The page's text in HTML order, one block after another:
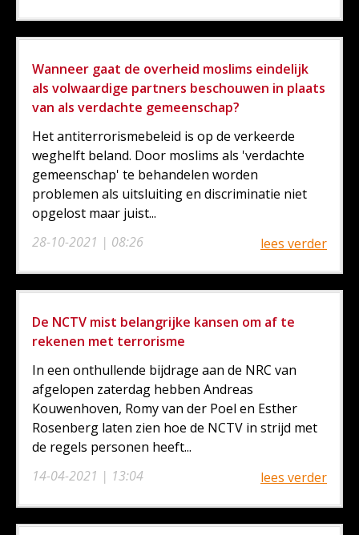
Wanneer gaat de overheid moslims eindelijk
als volwaardige partners beschouwen in plaats
van als verdachte gemeenschap?
28-10-2021 | 08:26
Het antiterrorismebeleid is op de verkeerde
weghelft beland. Door moslims als 'verdachte
gemeenschap' te behandelen worden
problemen als uitsluiting en discriminatie niet
opgelost maar juist...
lees verder
De NCTV mist belangrijke kansen om af te
rekenen met terrorisme
14-04-2021 | 13:04
In een onthullende bijdrage aan de NRC van
afgelopen zaterdag hebben Andreas
Kouwenhoven, Romy van der Poel en Esther
Rosenberg laten zien hoe de NCTV in strijd met
de regels personen heeft...
lees verder